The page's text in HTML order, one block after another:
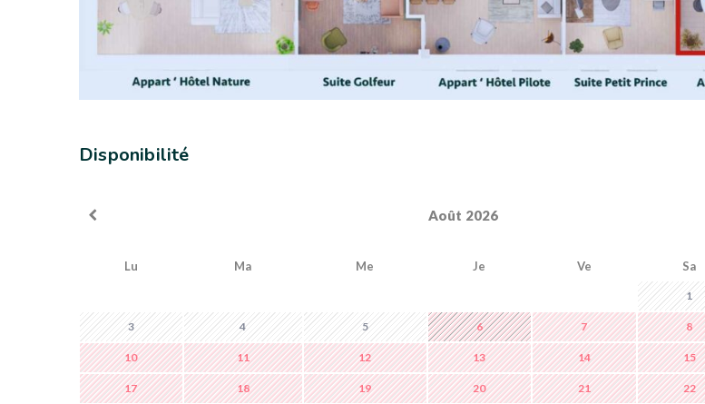
Disponibilité
Août 2026
Lu Ma Me Je Ve Sa
1
3 4 5 6 7 8
10 11 12 13 14 15
17 18 19 20 21 22